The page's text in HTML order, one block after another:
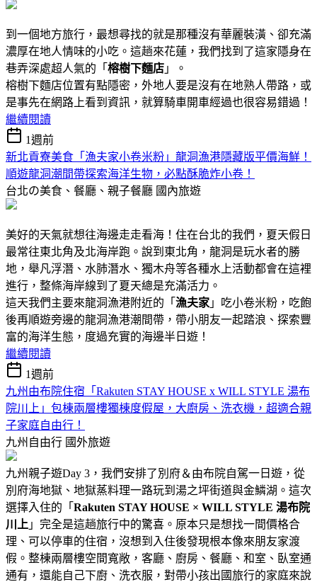
到一個地方旅行，最想尋找的就是那種沒有華麗裝潢、卻充滿
濃厚在地人情味的小吃。這趟來花蓮，我們找到了這家隱身在
巷弄深處超人氣的「 榕樹下麵店 」。
榕樹下麵店位置有點隱密，外地人要是沒有在地熟人帶路，或
是事先在網路上看到資訊，就算騎車開車經過也很容易錯過！
繼續閱讀
1週前
新北貢寮美食「漁夫家小卷米粉」龍洞漁港隱藏版平價海鮮！
順遊龍洞潮間帶探索海洋生物，必點酥脆炸小卷！
台北の美食、餐廳、親子餐廳 國內旅遊
美好的天氣就想往海邊走走看海！住在台北的我們，夏天假日
最常往東北角及北海岸跑。說到東北角，龍洞是玩水者的勝
地，舉凡浮潛、水肺潛水、獨木舟等各種水上活動都會在這裡
進行，整條海岸線到了夏天總是充滿活力。
這天我們主要來龍洞漁港附近的「 漁夫家 」吃小卷米粉，吃飽
後再順遊旁邊的龍洞漁港潮間帶，帶小朋友一起踏浪、探索豐
富的海洋生態，度過充實的海邊半日遊！
繼續閱讀
1週前
九州由布院住宿「Rakuten STAY HOUSE x WILL STYLE 湯布
院川上」包棟兩層樓獨棟度假屋，大廚房、洗衣機，超適合親
子家庭自由行！
九州自由行 國外旅遊
九州親子遊Day 3，我們安排了別府＆由布院自駕一日遊，從
別府海地獄、地獄蒸料理一路玩到湯之坪街道與金鱗湖。這次
選擇入住的「 Rakuten STAY HOUSE × WILL STYLE 湯布院
川上 」完全是這趟旅行中的驚喜。原本只是想找一間價格合
理、可以停車的住宿，沒想到入住後發現根本像來朋友家渡
假。整棟兩層樓空間寬敞，客廳、廚房、餐廳、和室、臥室通
通有，還能自己下廚、洗衣服，對帶小孩出國旅行的家庭來說